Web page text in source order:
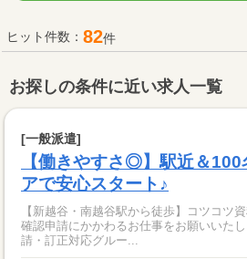
ヒット件数： 82件
お探しの条件に近い求人一覧
[一般派遣]
【働きやすさ◎】駅近＆
アで安心スタート♪
【新越谷・南越谷駅から徒歩】コツコツ
確認申請にかかわるお仕事をお願いいた
請・訂正対応グルー...